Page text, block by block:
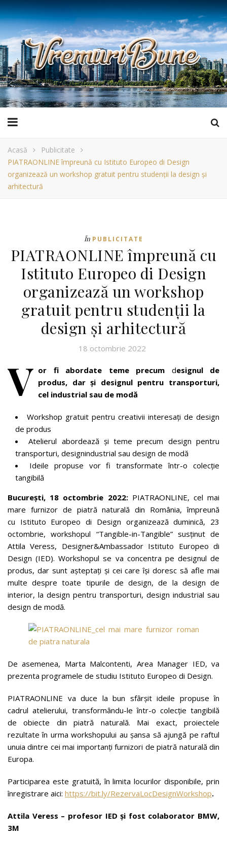
Acasă
Publicitate
PIATRAONLINE împreună cu Istituto Europeo di Design
organizează un workshop gratuit pentru studenții la design și
arhitectură
În PUBLICITATE
PIATRAONLINE împreună cu
Istituto Europeo di Design
organizează un workshop
gratuit pentru studenții la
design și arhitectură
18 octombrie 2022
V or fi abordate teme precum designul de
produs, dar și designul pentru transporturi,
cel industrial sau de modă
Workshop gratuit pentru creativii interesați de design
de produs
Atelierul abordează și teme precum design pentru
transporturi, designindustrial sau design de modă
Ideile propuse vor fi transformate într-o colecție
tangibilă
București, 18 octombrie 2022:PIATRAONLINE, cel mai
mare furnizor de piatră naturală din România, împreună
cu Istituto Europeo di Design organizează duminică, 23
octombrie, workshopul “Tangible-in-Tangible” susținut de
Attila Veress, Designer&Ambassador Istituto Europeo di
Design (IED). Workshopul se va concentra pe designul de
produs, dar sunt așteptați și cei care își doresc să afle mai
multe despre toate tipurile de design, de la design de
interior, la design pentru transporturi, design industrial sau
design de modă.
De asemenea, Marta Malcontenti, Area Manager IED, va
prezenta programele de studiu Istituto Europeo di Design.
PIATRAONLINE va duce la bun sfârșit ideile propuse în
cadrul atelierului, transformându-le într-o colecție tangibilă
de obiecte din piatră naturală. Mai exact, proiectele
rezultate în urma workshopului au șansa să ajungă pe raftul
unuia dintre cei mai importanți furnizori de piatră naturală din
Europa.
Participarea este gratuită, în limita locurilor disponibile, prin
înregistrare aici: https://bit.ly/RezervaLocDesignWorkshop.
Attila Veress – profesor IEDși fost colaborator BMW,
3M